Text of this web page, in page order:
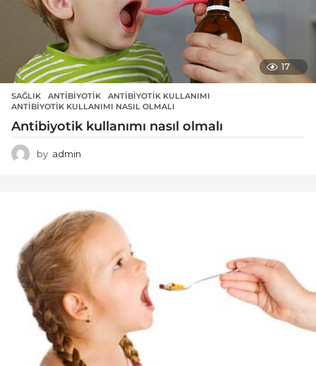
17
SAĞLIK ANTIBIYOTIK ,ANTIBIYOTIK KULLANIMI
ANTIBIYOTIK KULLANIMI NASIL OLMALI
Antibiyotik kullanımı nasıl olmalı
by admin